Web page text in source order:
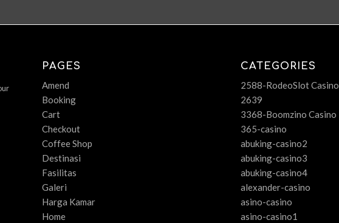
PAGES
Amend
Booking
Cart
Checkout
Coffee Shop
Destinasi
Fasilitas
Galeri
Harga Kamar
Home
CATEGORIES
2588-RodeoSlot Casino
2639
3368-Boomzino Casino
365-casino
abuking-casino2
abuking-casino3
abuking-casino4
alexander-casino
asino-casino
asino-casino1